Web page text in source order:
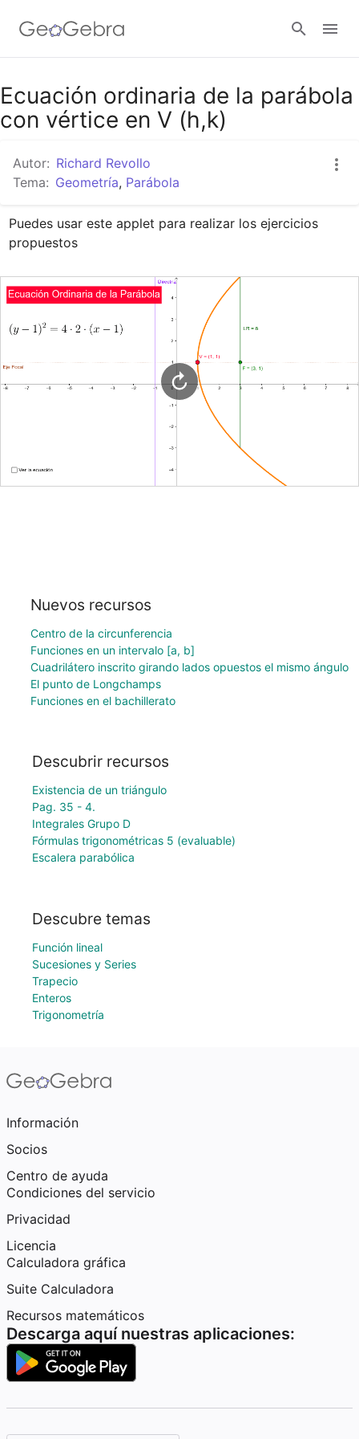
Google Classroom
Ecuación ordinaria de la parábola
con vértice en V (h,k)
Autor: Richard Revollo
Tema: Geometría, Parábola
Puedes usar este applet para realizar los ejercicios
propuestos
Nuevos recursos
Centro de la circunferencia
Funciones en un intervalo [a, b]
Cuadrilátero inscrito girando lados opuestos el mismo ángulo
El punto de Longchamps
Funciones en el bachillerato
Descubrir recursos
Existencia de un triángulo
Pag. 35 - 4.
Integrales Grupo D
Fórmulas trigonométricas 5 (evaluable)
Escalera parabólica
Descubre temas
Función lineal
Sucesiones y Series
Trapecio
Enteros
Trigonometría
Información
Socios
Centro de ayuda
Condiciones del servicio
Privacidad
Licencia
Calculadora gráfica
Suite Calculadora
Recursos matemáticos
Descarga aquí nuestras aplicaciones: